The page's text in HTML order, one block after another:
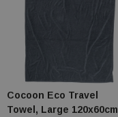
Cocoon Eco Travel
Towel, Large 120x60cm